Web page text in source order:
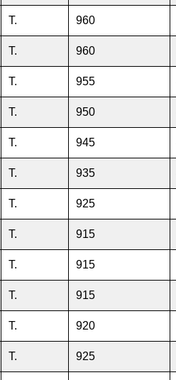
T. 960
T. 960
T. 955
T. 950
T. 945
T. 935
T. 925
T. 915
T. 915
T. 915
T. 920
T. 925